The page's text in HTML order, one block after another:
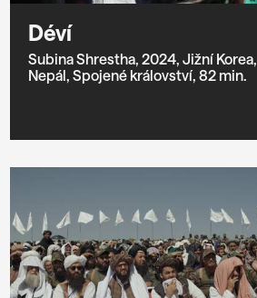
Déví
Subina Shrestha, 2024, Jižní Korea,
Nepál, Spojené království, 82 min.